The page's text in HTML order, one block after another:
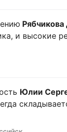
и высокие
Юлии